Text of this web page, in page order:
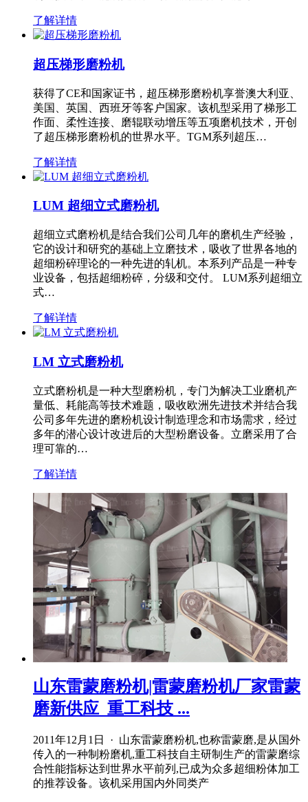
了解详情
超压梯形磨粉机
获得了CE和国家证书，超压梯形磨粉机享誉澳大利亚、
美国、英国、西班牙等客户国家。该机型采用了梯形工
作面、柔性连接、磨辊联动增压等五项磨机技术，开创
了超压梯形磨粉机的世界水平。TGM系列超压…
了解详情
LUM 超细立式磨粉机
超细立式磨粉机是结合我们公司几年的磨机生产经验，
它的设计和研究的基础上立磨技术，吸收了世界各地的
超细粉碎理论的一种先进的轧机。本系列产品是一种专
业设备，包括超细粉碎，分级和交付。 LUM系列超细立
式…
了解详情
LM 立式磨粉机
立式磨粉机是一种大型磨粉机，专门为解决工业磨机产
量低、耗能高等技术难题，吸收欧洲先进技术并结合我
公司多年先进的磨粉机设计制造理念和市场需求，经过
多年的潜心设计改进后的大型粉磨设备。立磨采用了合
理可靠的…
了解详情
山东雷蒙磨粉机|雷蒙磨粉机厂家雷蒙
磨新供应_重工科技 ...
2011年12月1日 · 山东雷蒙磨粉机,也称雷蒙磨,是从国外
传入的一种制粉磨机,重工科技自主研制生产的雷蒙磨综
合性能指标达到世界水平前列,已成为众多超细粉体加工
的推荐设备。该机采用国内外同类产